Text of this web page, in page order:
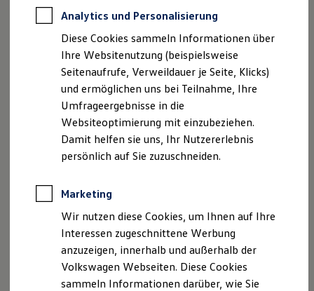
Professional Class bei Volkswagen
Behörden
Direktkunden
Sonderfahrzeuge
Anpfiff zum Gewinn
Elektromobilität
Elektroautos
ID. Tutorials
Elektrofahrzeugkonzepte
ID. EVERY1
Reichweite
Rekuperation
Laden unterwegs
Laden Zuhause
Ladestationen finden
Ladezeitensimulator
Batterie
Sicherheit
Seitenbetreiber i.S.d. § 5 DDG
Autowelt Schuler GmbH
Talstraße 1-7
78658 Zimmern-Horgen
+49 (0)741-309-0
info@autowelt-schuler.de
Handelsregister: Registergericht Freiburg i. Br. – HRB
Umsatzsteuer-Identifikationsnummer: DE 811 373
900
Sitz der Gesellschaft: Villingen-Schwenningen
Geschäftsführer: Carina Reuß, Martin Reuß, Felix
Ich bin als Versicherungsvertreter nach § 34d Abs. 7
Analytics und Personalisierung
Diese Cookies sammeln Informationen über
Ihre Websitenutzung (beispielsweise
Seitenaufrufe, Verweildauer je Seite, Klicks)
und ermöglichen uns bei Teilnahme, Ihre
Umfrageergebnisse in die
Websiteoptimierung mit einzubeziehen.
Damit helfen sie uns, Ihr Nutzererlebnis
persönlich auf Sie zuzuschneiden.
Marketing
Wir nutzen diese Cookies, um Ihnen auf Ihre
Interessen zugeschnittene Werbung
anzuzeigen, innerhalb und außerhalb der
Volkswagen Webseiten. Diese Cookies
sammeln Informationen darüber, wie Sie